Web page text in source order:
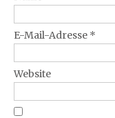
E-Mail-Adresse *
Website